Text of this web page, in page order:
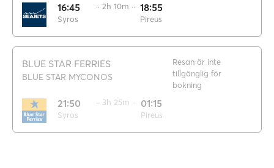
16:45
Syros
·· 2h 10m ·· 18:55
Pireus
BLUE STAR FERRIES
BLUE STAR MYCONOS
21:50
Syros
·· 3h 25m ·· 01:15
Pireus
Resan är inte
tillgänglig för
bokning